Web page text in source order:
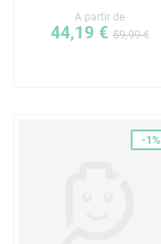
A partir de
44,19 €59,99 €
-1%